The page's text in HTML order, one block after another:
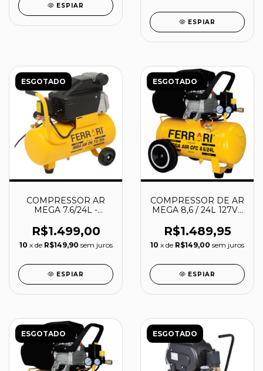
ESPIAR
ESPIAR
ESGOTADO
COMPRESSOR AR
MEGA 7.6/24L -
AAC1010017 -
FERRARI
R$1.499,00
10 x de R$149,90 sem juros
ESPIAR
ESGOTADO
COMPRESSOR DE AR
MEGA 8,6 / 24L 127V -
FERRARI
R$1.489,95
10 x de R$149,00 sem juros
ESPIAR
ESGOTADO ESGOTADO